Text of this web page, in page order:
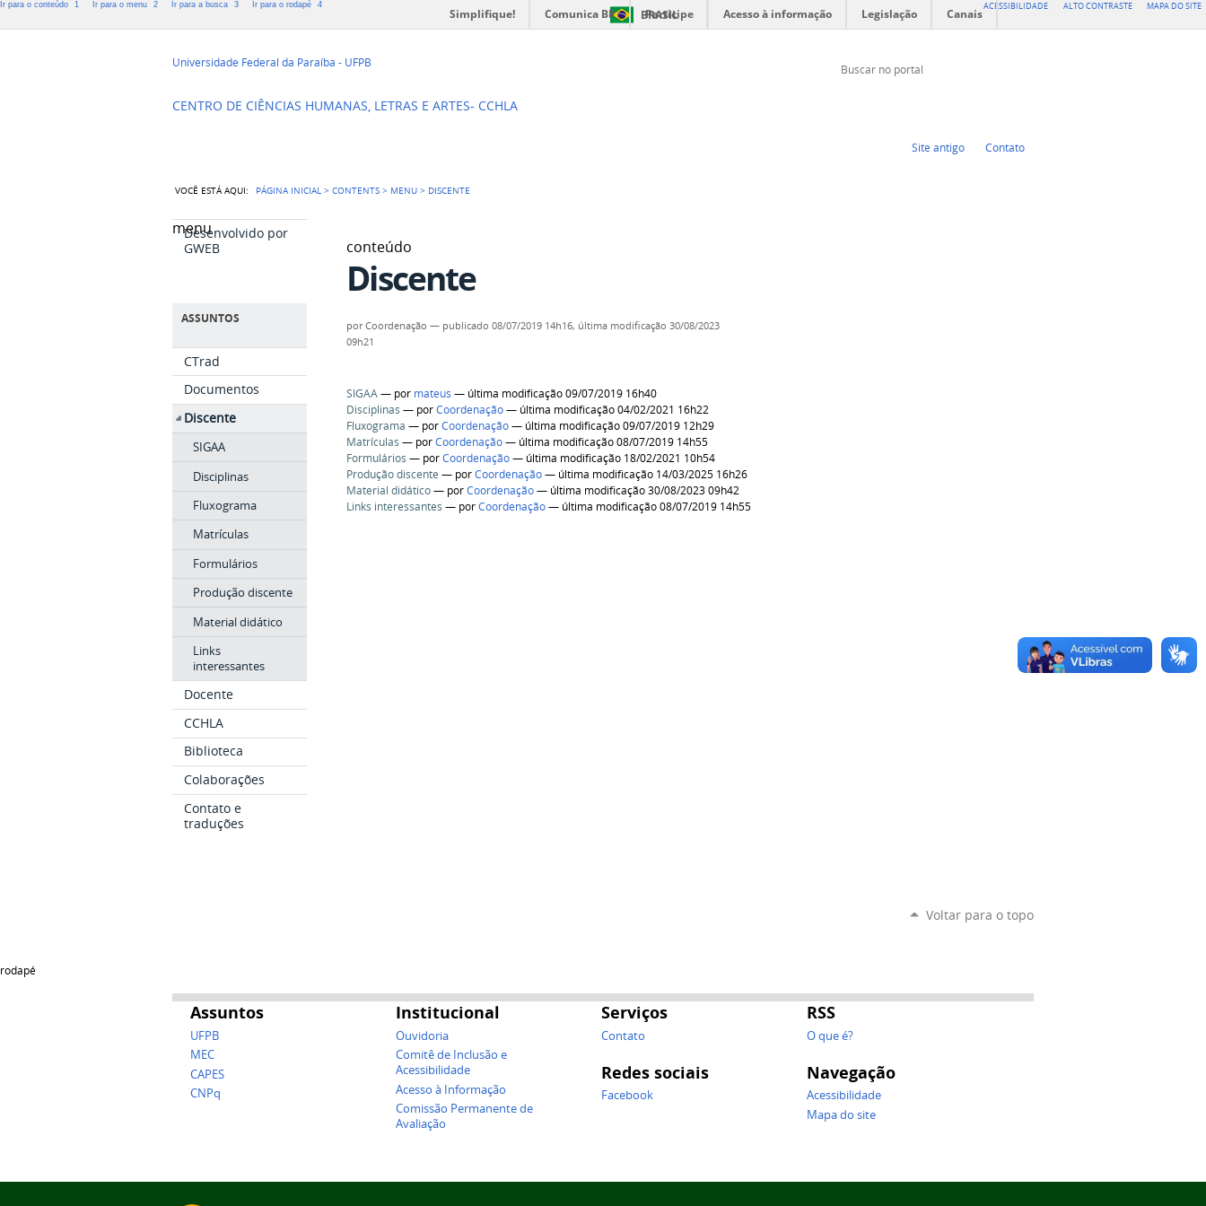
Ir para o conteúdo 1 Ir para o menu 2 Ir para a busca 3 Ir para o rodapé 4 ACESSIBILIDADE ALTO CONTRASTE MAPA DO SITE
BRASIL
Simplifique! Comunica BR Participe Acesso à informação Legislação Canais
Universidade Federal da Paraíba - UFPB
Coordenação do Curso de Tradução
CENTRO DE CIÊNCIAS HUMANAS, LETRAS E ARTES- CCHLA
Buscar no portal
Site antigo Contato
VOCÊ ESTÁ AQUI: PÁGINA INICIAL >CONTENTS > MENU > DISCENTE
menu
Desenvolvido por
GWEB
ASSUNTOS
CTrad
Documentos
Discente
SIGAA
Disciplinas
Fluxograma
Matrículas
Formulários
Produção discente
Material didático
Links
interessantes
Docente
CCHLA
Biblioteca
Colaborações
Contato e
traduções
conteúdo
Discente
porCoordenação — publicado 08/07/2019 14h16, última modificação 30/08/2023
09h21
SIGAA— por mateus — última modificação 09/07/2019 16h40
Disciplinas — porCoordenação— última modificação 04/02/2021 16h22
Fluxograma — porCoordenação— última modificação 09/07/2019 12h29
Matrículas — porCoordenação— última modificação 08/07/2019 14h55
Formulários — porCoordenação— última modificação 18/02/2021 10h54
Produção discente — porCoordenação— última modificação 14/03/2025 16h26
Material didático— porCoordenação— última modificação 30/08/2023 09h42
Links interessantes — porCoordenação— última modificação 08/07/2019 14h55
Voltar para o topo
rodapé
Assuntos
UFPB
MEC
CAPES
CNPq
Institucional
Ouvidoria
Comitê de Inclusão e
Acessibilidade
Acesso à Informação
Comissão Permanente de
Avaliação
Serviços
Contato
Redes sociais
Facebook
RSS
O que é?
Navegação
Acessibilidade
Mapa do site